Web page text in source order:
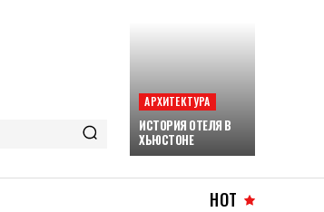
АРХИТЕКТУРА
ИСТОРИЯ ОТЕЛЯ В
ХЬЮСТОНЕ
HOT